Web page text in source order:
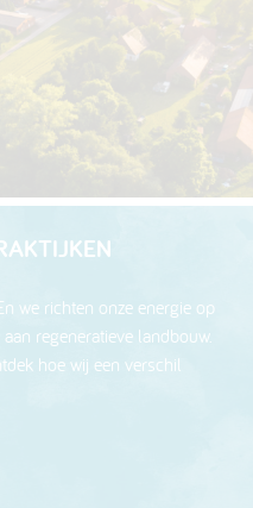
we richten onze energie op
regeneratieve landbouw.
hoe wij een verschil